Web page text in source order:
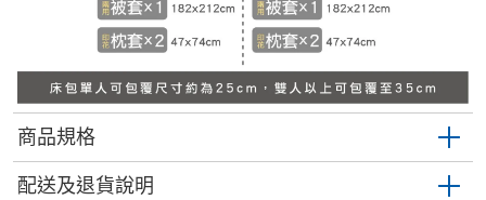
商品規格
配送及退貨說明